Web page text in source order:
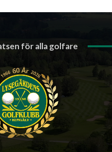
för alla golfare